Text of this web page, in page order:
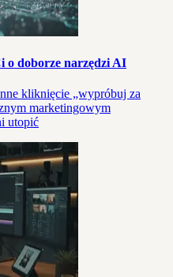
o doborze narzędzi AI
kliknięcie „wypróbuj za
marketingowym
utopić